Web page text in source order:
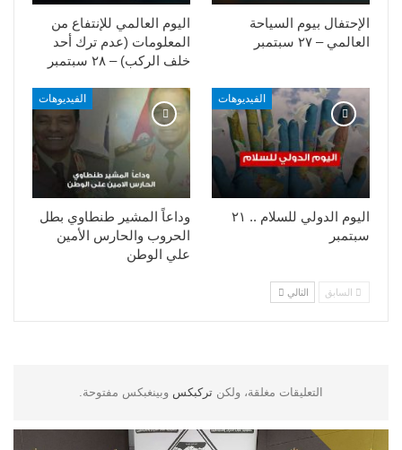
اليوم العالمي للإنتفاع من
المعلومات (عدم ترك أحد
خلف الركب) – ٢٨ سبتمبر
الإحتفال بيوم السياحة
العالمي – ٢٧ سبتمبر
الفيديوهات
وداعاً المشير طنطاوي بطل
الحروب والحارس الأمين
علي الوطن
الفيديوهات
اليوم الدولي للسلام .. ٢١
سبتمبر
السابق التالي
التعليقات مغلقة، ولكن تركبكس وبينغبكس مفتوحة.